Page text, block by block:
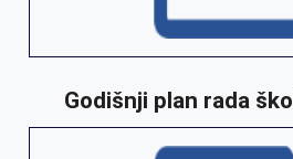
Godišnji plan rada